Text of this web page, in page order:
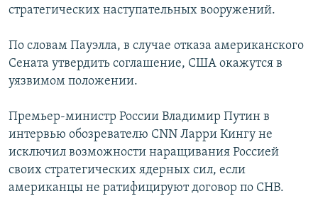
стратегических наступательных вооружений.
По словам Пауэлла, в случае отказа американского
Сената утвердить соглашение, США окажутся в
уязвимом положении.
Премьер-министр России Владимир Путин в
интервью обозревателю CNN Ларри Кингу не
исключил возможности наращивания Россией
своих стратегических ядерных сил, если
американцы не ратифицируют договор по СНВ.